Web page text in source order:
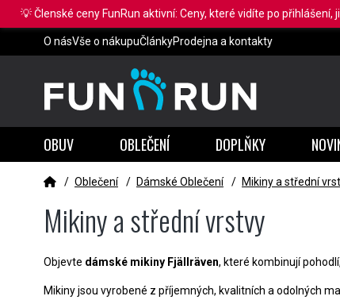
O násVše o nákupuČlánkyProdejna a kontakty
OBUV OBLEČENÍ DOPLŇKY
/ Oblečení / Dámské Oblečení / Mikiny a střední
Mikiny a střední vrstvy
Objevte dámské mikiny Fjällräven, které kombinují
Mikiny jsou vyrobené z příjemných, kvalitních a odolných
💡 Členské ceny FunRun aktivní: Ceny, které vidíte po